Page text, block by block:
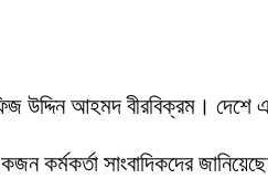
উদ্দিন আহমদ বীরবিক্রম। দেশে
কর্মকর্তা সাংবাদিকদের